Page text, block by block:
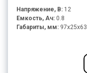
Напряжение, В: 12
Емкость, Ач: 0.8
Габариты, мм: 97x25x63